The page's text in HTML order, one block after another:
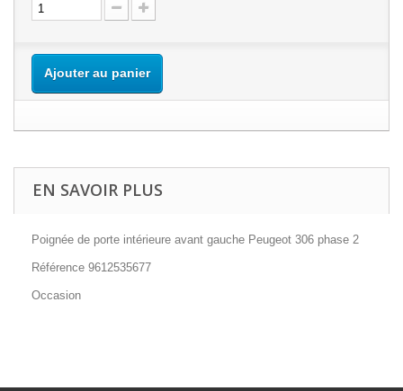
Ajouter au panier
EN SAVOIR PLUS
Poignée de porte intérieure avant gauche Peugeot 306 phase 2
Référence 9612535677
Occasion